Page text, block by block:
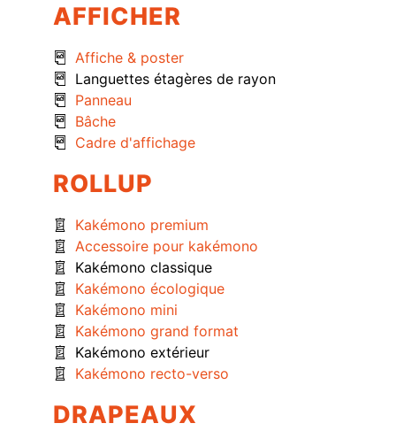
AFFICHER
Affiche & poster
Languettes étagères de rayon
Panneau
Bâche
Cadre d'affichage
ROLLUP
Kakémono premium
Accessoire pour kakémono
Kakémono classique
Kakémono écologique
Kakémono mini
Kakémono grand format
Kakémono extérieur
Kakémono recto-verso
DRAPEAUX